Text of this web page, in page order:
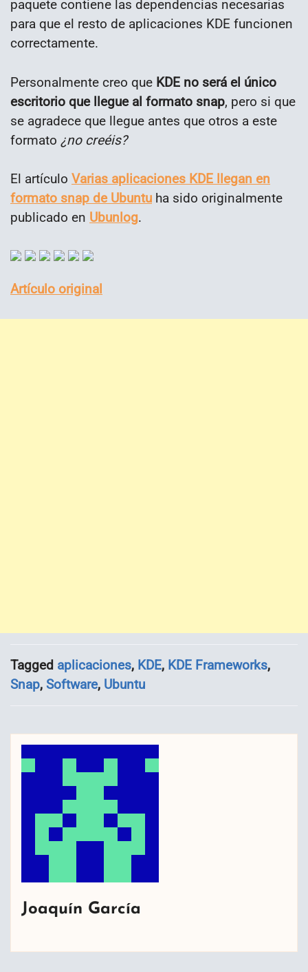
paquete contiene las dependencias necesarias
para que el resto de aplicaciones KDE funcionen
correctamente.
Personalmente creo que KDE no será el único
escritorio que llegue al formato snap, pero si que
se agradece que llegue antes que otros a este
formato ¿no creéis?
El artículo Varias aplicaciones KDE llegan en
formato snap de Ubuntu ha sido originalmente
publicado en Ubunlog.
Artículo original
Tagged aplicaciones, KDE, KDE Frameworks,
Snap, Software, Ubuntu
Joaquín García